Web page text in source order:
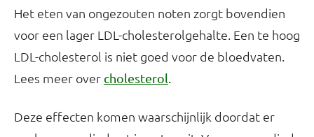
Het eten van ongezouten noten zorgt bovendien
voor een lager LDL-cholesterolgehalte. Een te hoog
LDL-cholesterol is niet goed voor de bloedvaten.
Lees meer over cholesterol.
Deze effecten komen waarschijnlijk doordat er